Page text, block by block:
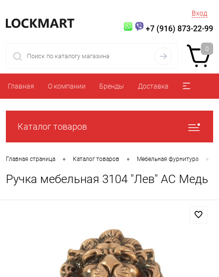
Вход
+7 (916) 873-22-99
0
Главная О компании Бренды Доставка
Каталог товаров
Главная страница • Каталог товаров • Мебельная фурнитура •
Ручка мебельная 3104 "Лев" AС Медь